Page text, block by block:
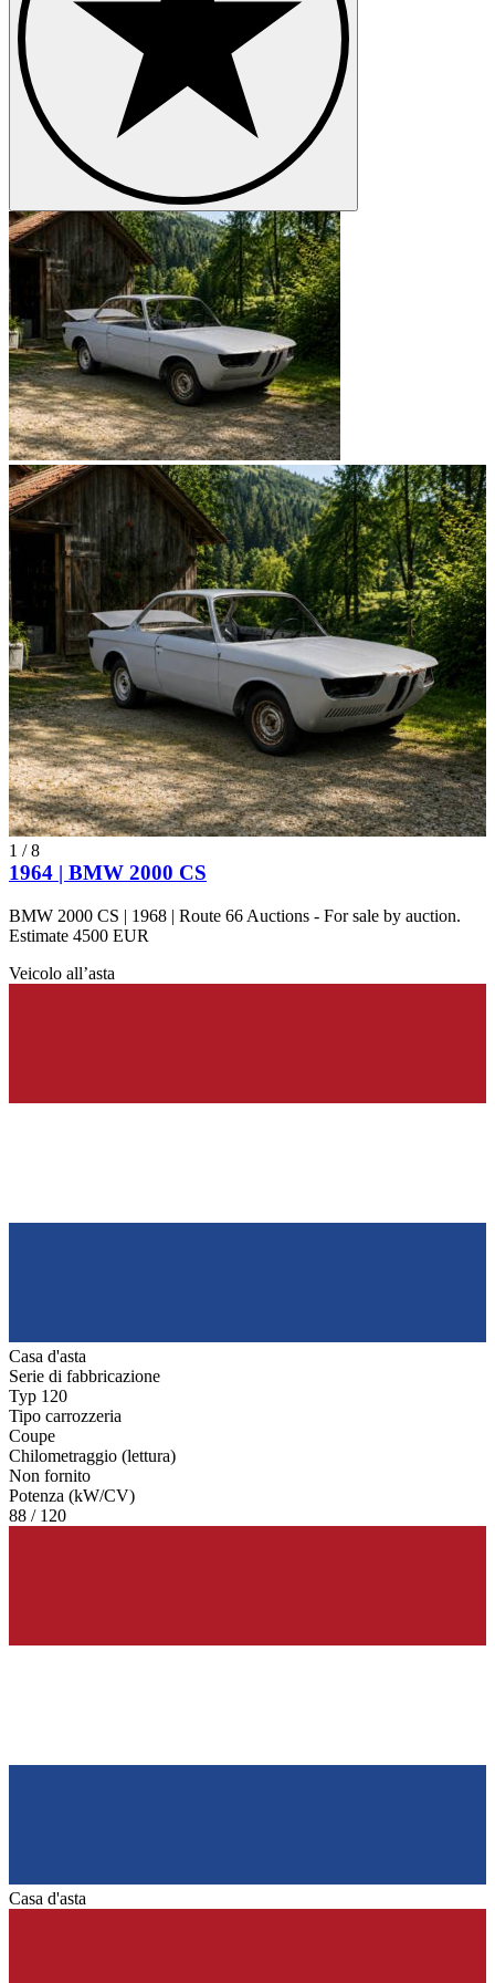
pensata e progettata per rilanciare sul mercato la casa automobilistica
bavarese dopo un periodo di crisi. Il design che sottolineava il
legame con la storia del marchio influenzò i disegni dei futuri
modelli per i prossimi 30 anni e fece esplodere le vendite: furono
prodotte oltre 240.000 Neue Klasse di cui più di 120.000 campioni
appartenevano al modello BMW2000.
BMW 2000-Il modello Tilux
Il 1967 fu l’anno della BMW 2000 TI, successivamente venduta
come BMW 2000 Tilux. Il nuovo modello, con un motore 120 CV e
velocità massima 180 km/h dimostrava capacità impressionanti
soprattutto nell’ambito sportivo: piloti come Jacky Ickx, Rauno
Aaltonen and Dieter Quester hanno dominato nelle gare di corsa con
la 2000 TI. Dal punto di vista estetico era l’unico modello che
utilizzava il vecchio frontale e la vecchia coda dei primi modelli
Neue Klasse.
BMW 2000-Il modello Tii e i coupè
L’ultimo aggiornamento della serie BMW 2000 arrivò nel 1969 con
il modello 2000 Tii dotato di un motore a iniezione 130CV e una
velocità massima di 185 km/h. Altri due modelli che ottennero
successo tra le BMW 2000 sono i coupè, assemblati da Karmann a
Osnabruck ed equipaggiati con un nuovo motore 4 cilindri di
1.990cm3. Furono prodotti tra il 1965 e il 1969 in due versioni: la
BMW 2000C motore 100CV e la BMW 2000CS motore 120 CV.
2000 Series
BMW Typ 120
BMW Typ 121
Modelli di BMW
BMW 3.0
BMW 328
BMW 503
BMW Serie 02
BMW Serie 5
BMW Serie 8
BMW Z1
BMW Z4
1 /8
1964 | BMW 2000 CS
BMW 2000 CS | 1968 | Route 66 Auctions - For sale by auction.
Estimate 4500 EUR
Veicolo all’asta
Casa d'asta
Serie di fabbricazione
Typ 120
Tipo carrozzeria
Coupe
Chilometraggio (lettura)
Non fornito
Potenza (kW/CV)
88 / 120
Casa d'asta